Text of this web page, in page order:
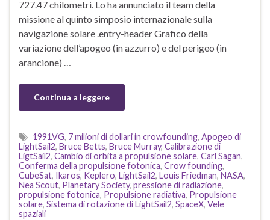
727.47 chilometri. Lo ha annunciato il team della
missione al quinto simposio internazionale sulla
navigazione solare .entry-header Grafico della
variazione dell’apogeo (in azzurro) e del perigeo (in
arancione) …
Continua a leggere
1991VG, 7 milioni di dollari in crowfounding, Apogeo di
LightSail2, Bruce Betts, Bruce Murray, Calibrazione di
LigtSail2, Cambio di orbita a propulsione solare, Carl Sagan,
Conferma della propulsione fotonica, Crow founding,
CubeSat, Ikaros, Keplero, LightSail2, Louis Friedman, NASA,
Nea Scout, Planetary Society, pressione di radiazione,
propulsione fotonica, Propulsione radiativa, Propulsione
solare, Sistema di rotazione di LightSail2, SpaceX, Vele
spaziali